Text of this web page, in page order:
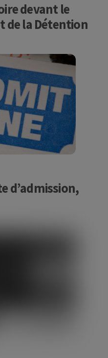
devant le
de la Détention
d’admission,